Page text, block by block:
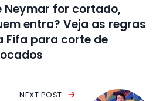
Neymar for cortado,
entra? Veja as regras
Fifa para corte de
NEXT POST